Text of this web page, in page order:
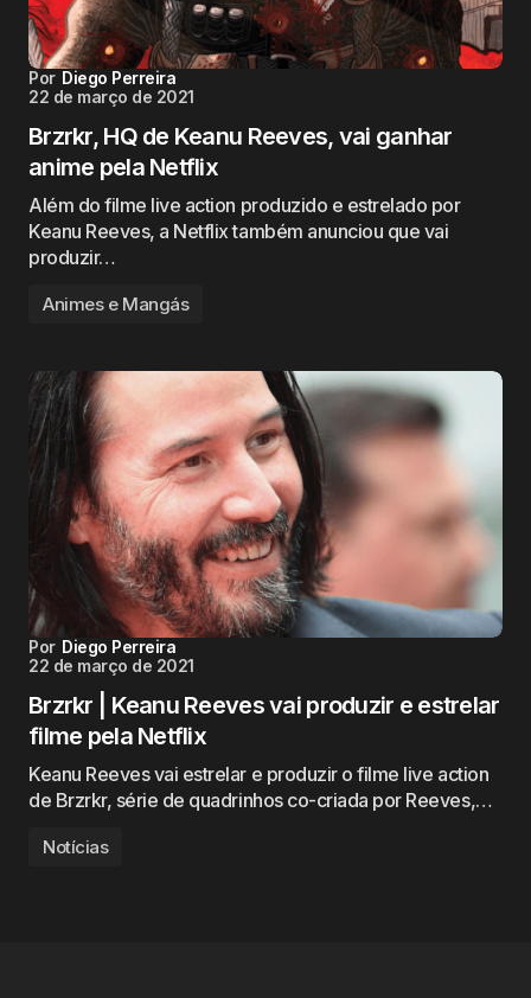
Por Diego Perreira
22 de março de 2021
Brzrkr, HQ de Keanu Reeves, vai ganhar
anime pela Netflix
Além do filme live action produzido e estrelado por
Keanu Reeves, a Netflix também anunciou que vai
produzir…
Animes e Mangás
Por Diego Perreira
22 de março de 2021
Brzrkr | Keanu Reeves vai produzir e estrelar
filme pela Netflix
Keanu Reeves vai estrelar e produzir o filme live action
de Brzrkr, série de quadrinhos co-criada por Reeves,…
Notícias